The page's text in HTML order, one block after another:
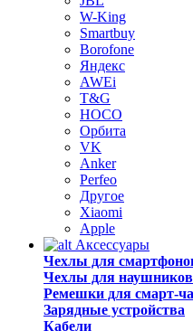
W-King
Smartbuy
Borofone
Яндекс
AWEi
T&G
HOCO
Орбита
VK
Anker
Perfeo
Другое
Xiaomi
Apple
Аксессуары
Чехлы для
Чехлы для наушников
Ремешки для смарт-
Зарядные устройства
Кабели